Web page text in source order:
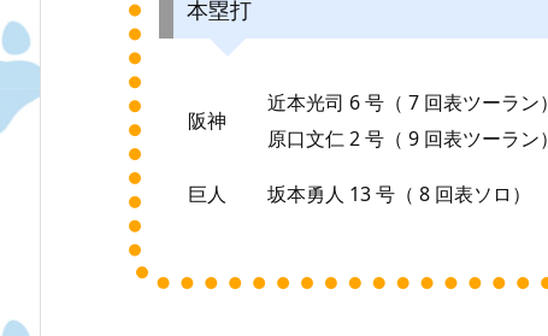
本塁打
阪神
近本光司 6 号（ 7 回表ツーラン）
原口文仁 2 号（ 9 回表ツーラン）
巨人 坂本勇人 13 号（ 8 回表ソロ）